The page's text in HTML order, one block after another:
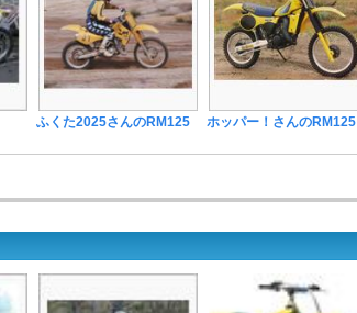
ふくた2025さんのRM125 ホッパー！さんのRM125